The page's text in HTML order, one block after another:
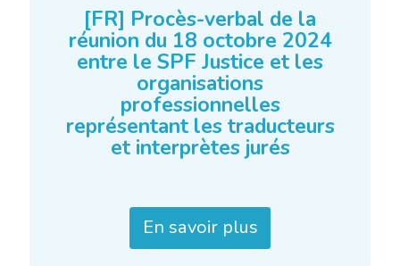
[FR] Procès-verbal de la
réunion du 18 octobre 2024
entre le SPF Justice et les
organisations
professionnelles
représentant les traducteurs
et interprètes jurés
En savoir plus